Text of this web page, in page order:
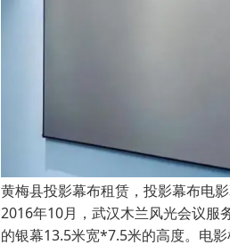
黄梅县投影幕布租赁，投影幕布电
2016年10月，武汉木兰风光会议服
的银幕13.5米宽*7.5米的高度。电